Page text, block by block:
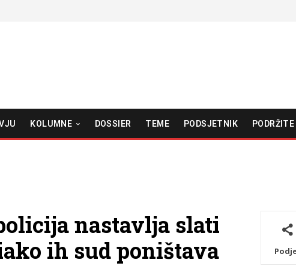
KOLUMNE DOSSIER TEME PODSJETNIK PODRŽITE
nastavlja slati
ih sud poništava